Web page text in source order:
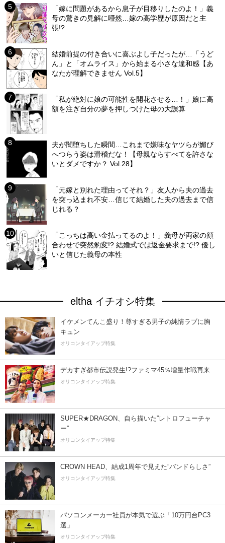
「嫁に問題があるから息子が目移りしたのよ！」義
母の驚きの見解に唖然…嫁の高学歴が原因だと主
張!?
結婚前提の付き合いに喜ぶよし子だったが…「うど
ん」と「オムライス」から始まる小さな違和感【あ
なたが理解できません Vol.5】
「私が絶対に娘の可能性を開花させる…！」娘に高
額を注ぎ自分の夢を押しつけた母の大誤算
夫が闇堕ちした瞬間…これまで嫌味なヤツらが媚び
へつらう姿は滑稽だな！【母親ならすべてを許さな
いとダメですか？ Vol.28】
「元嫁と別れた理由ってそれ？」友人から夫の過去
を突っ込まれ不安…信じて結婚した夫の過去まで信
じれる？
「こっちは高い金払ってるのよ！」義母が両家の顔
合わせで突然豹変!? 結婚式では返金要求まで!? 優し
いと信じた義母の本性
eltha イチオシ特集
イケメンてんこ盛り！尊すぎる男子の純情ラブに胸
キュン
オリコンタイアップ特集
デカすぎ都市伝説発生!?ファミマ45％増量作戦再来
オリコンタイアップ特集
SUPER★DRAGON、自ら描いた”レトロフューチャ
ー”
オリコンタイアップ特集
CROWN HEAD、結成1周年で見えた”バンドらしさ”
オリコンタイアップ特集
パソコンメーカー社員が本気で選ぶ「10万円台PC3
選」
オリコンタイアップ特集